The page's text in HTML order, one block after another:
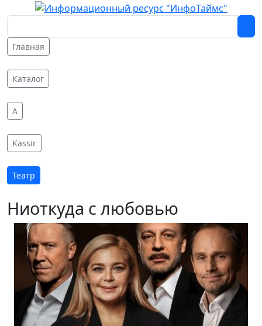
Главная
Каталог
A
Kassir
Театр
Ниоткуда с любовью